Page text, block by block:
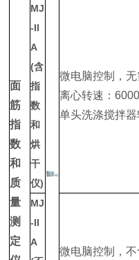
面
筋
指
数
和
质
量
测
定
MJ
-II
A
(含
指
数
和
烘
干
仪)
微电脑控制，无
离心转速：
单头洗涤搅拌
MJ
-II
A
微电脑控制，不